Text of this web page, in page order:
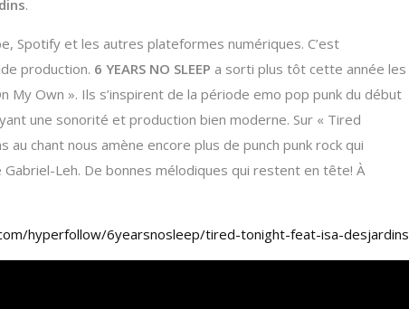
.
Spotify et les autres plateformes numériques. C’est
production. 6 YEARS NO SLEEP a sorti plus tôt cette année les
My Own ». Ils s’inspirent de la période emo pop punk du début
une sonorité et production bien moderne. Sur « Tired
au chant nous amène encore plus de punch punk rock qui
Leh. De bonnes mélodiques qui restent en tête! À
hyperfollow/6yearsnosleep/tired-tonight-feat-isa-desjardins